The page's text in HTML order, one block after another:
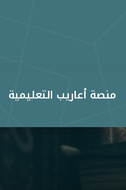
منصة أعاريب التعليمية